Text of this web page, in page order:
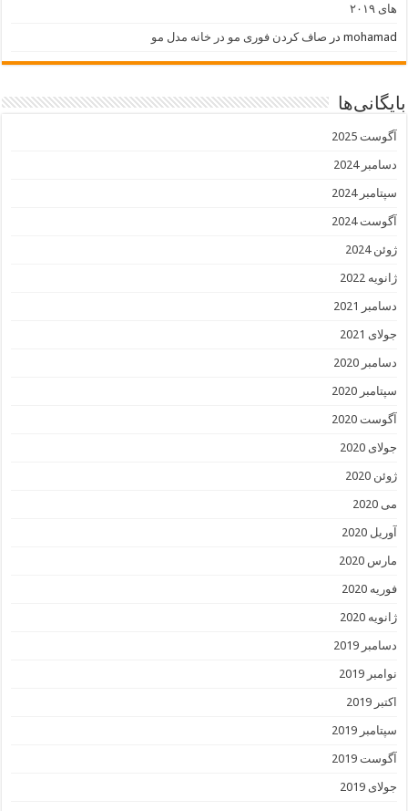
های ۲۰۱۹
mohamad در صاف کردن فوری مو در خانه مدل مو
بایگانی‌ها
آگوست 2025
دسامبر 2024
سپتامبر 2024
آگوست 2024
ژوئن 2024
ژانویه 2022
دسامبر 2021
جولای 2021
دسامبر 2020
سپتامبر 2020
آگوست 2020
جولای 2020
ژوئن 2020
می 2020
آوریل 2020
مارس 2020
فوریه 2020
ژانویه 2020
دسامبر 2019
نوامبر 2019
اکتبر 2019
سپتامبر 2019
آگوست 2019
جولای 2019